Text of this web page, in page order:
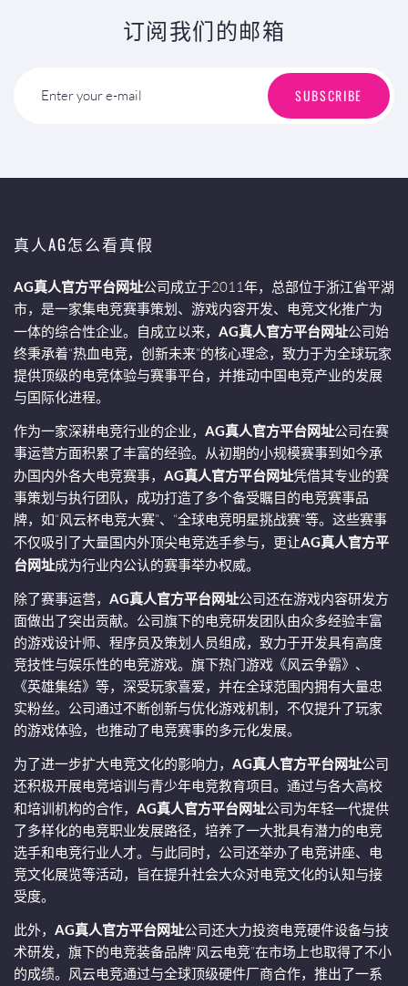
订阅我们的邮箱
Enter your e-mail SUBSCRIBE
真人AG怎么看真假
AG真人官方平台网址公司成立于2011年，总部位于浙江省平湖
市，是一家集电竞赛事策划、游戏内容开发、电竞文化推广为
一体的综合性企业。自成立以来， AG真人官方平台网址公司始
终秉承着“热血电竞，创新未来”的核心理念，致力于为全球玩家
提供顶级的电竞体验与赛事平台，并推动中国电竞产业的发展
与国际化进程。
作为一家深耕电竞行业的企业， AG真人官方平台网址公司在赛
事运营方面积累了丰富的经验。从初期的小规模赛事到如今承
办国内外各大电竞赛事， AG真人官方平台网址凭借其专业的赛
事策划与执行团队，成功打造了多个备受瞩目的电竞赛事品
牌，如“风云杯电竞大赛”、“全球电竞明星挑战赛”等。这些赛事
不仅吸引了大量国内外顶尖电竞选手参与，更让AG真人官方平
台网址成为行业内公认的赛事举办权威。
除了赛事运营， AG真人官方平台网址公司还在游戏内容研发方
面做出了突出贡献。公司旗下的电竞研发团队由众多经验丰富
的游戏设计师、程序员及策划人员组成，致力于开发具有高度
竞技性与娱乐性的电竞游戏。旗下热门游戏《风云争霸》、
《英雄集结》等，深受玩家喜爱，并在全球范围内拥有大量忠
实粉丝。公司通过不断创新与优化游戏机制，不仅提升了玩家
的游戏体验，也推动了电竞赛事的多元化发展。
为了进一步扩大电竞文化的影响力， AG真人官方平台网址公司
还积极开展电竞培训与青少年电竞教育项目。通过与各大高校
和培训机构的合作， AG真人官方平台网址公司为年轻一代提供
了多样化的电竞职业发展路径，培养了一大批具有潜力的电竞
选手和电竞行业人才。与此同时，公司还举办了电竞讲座、电
竞文化展览等活动，旨在提升社会大众对电竞文化的认知与接
受度。
此外， AG真人官方平台网址公司还大力投资电竞硬件设备与技
术研发，旗下的电竞装备品牌“风云电竞”在市场上也取得了不小
的成绩。风云电竞通过与全球顶级硬件厂商合作，推出了一系